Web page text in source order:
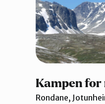
Kampen for
Rondane,